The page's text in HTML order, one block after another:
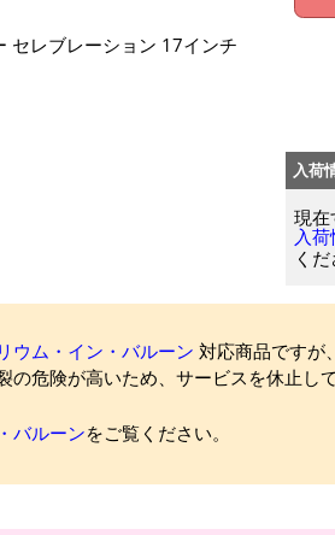
セレブレーション 17インチ
入荷
現在
入
くだ
ウム・イン・バルーン 対応商品ですが
の危険が高いため、サービスを休止して
バルーンをご覧ください。